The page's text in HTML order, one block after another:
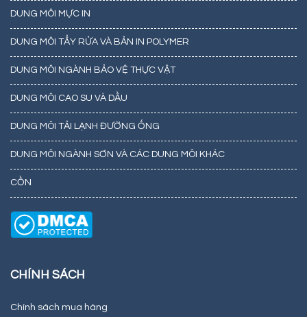
DUNG MÔI MỰC IN
DUNG MÔI TẨY RỬA VÀ BẢN IN POLYMER
DUNG MÔI NGÀNH BẢO VỆ THỰC VẬT
DUNG MÔI CAO SU VÀ DẦU
DUNG MÔI TẢI LẠNH ĐƯỜNG ỐNG
DUNG MÔI NGÀNH SƠN VÀ CÁC DUNG MÔI KHÁC
CỒN
CHÍNH SÁCH
Chính sách mua hàng